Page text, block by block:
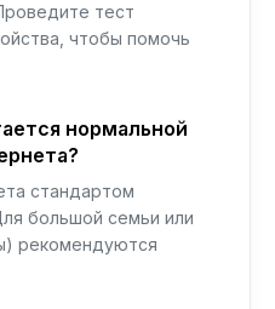
тест
чтобы помочь
нормальной
стандартом
большой семьи или
рекомендуются